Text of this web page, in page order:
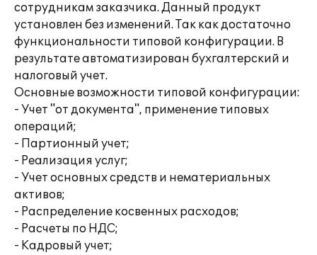
сотрудникам заказчика. Данный продукт
установлен без изменений. Так как достаточно
функциональности типовой конфигурации. В
результате автоматизирован бухгалтерский и
налоговый учет.
Основные возможности типовой конфигурации:
- Учет "от документа", применение типовых
операций;
- Партионный учет;
- Реализация услуг;
- Учет основных средств и нематериальных
активов;
- Распределение косвенных расходов;
- Расчеты по НДС;
- Кадровый учет;